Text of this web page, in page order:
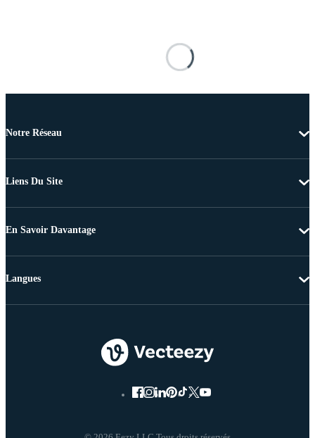
Notre Réseau
Liens Du Site
En Savoir Davantage
Langues